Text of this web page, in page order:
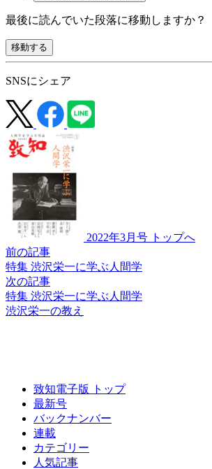
最後に読んでいた段落に移動しますか？
移動する
SNSにシェア
2022年3月号 トップへ
前の記事
特集 渋沢栄一に学ぶ人間学
次の記事
特集 渋沢栄一に学ぶ人間学
渋沢栄一の教え
致知電子版 トップ
最新号
バックナンバー
連載
カテゴリー
人気記事